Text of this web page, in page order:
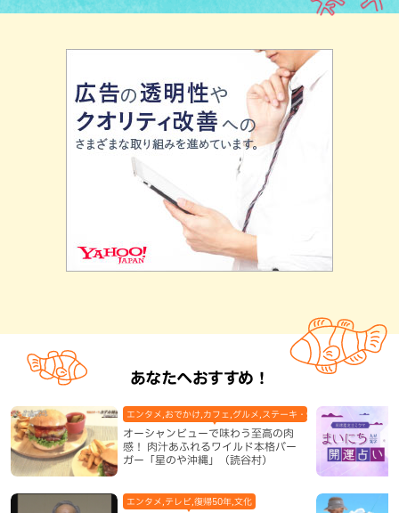
あなたへおすすめ！
オーシャンビューで味わう至高の肉
感！ 肉汁あふれるワイルド本格バー
ガー「星のや沖縄」（読谷村）
エンタメ,おでかけ,カフェ,グルメ,ステーキ・焼肉,テレビ,ハンバー
エンタメ,テレビ,復帰50年,文化